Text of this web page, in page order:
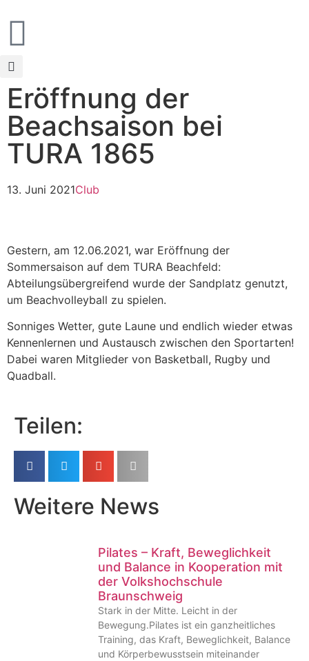
Eröffnung der
Beachsaison bei
TURA 1865
13. Juni 2021Club
Gestern, am 12.06.2021, war Eröffnung der
Sommersaison auf dem TURA Beachfeld:
Abteilungsübergreifend wurde der Sandplatz genutzt,
um Beachvolleyball zu spielen.
Sonniges Wetter, gute Laune und endlich wieder etwas
Kennenlernen und Austausch zwischen den Sportarten!
Dabei waren Mitglieder von Basketball, Rugby und
Quadball.
Teilen:
Weitere News
Pilates – Kraft, Beweglichkeit
und Balance in Kooperation mit
der Volkshochschule
Braunschweig
Stark in der Mitte. Leicht in der
Bewegung.Pilates ist ein ganzheitliches
Training, das Kraft, Beweglichkeit, Balance
und Körperbewusstsein miteinander